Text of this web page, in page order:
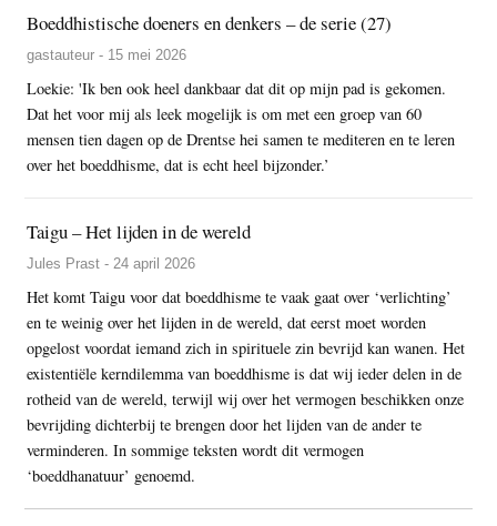
Boeddhistische doeners en denkers – de serie (27)
gastauteur - 15 mei 2026
Loekie: 'Ik ben ook heel dankbaar dat dit op mijn pad is gekomen.
Dat het voor mij als leek mogelijk is om met een groep van 60
mensen tien dagen op de Drentse hei samen te mediteren en te leren
over het boeddhisme, dat is echt heel bijzonder.’
Taigu – Het lijden in de wereld
Jules Prast - 24 april 2026
Het komt Taigu voor dat boeddhisme te vaak gaat over ‘verlichting’
en te weinig over het lijden in de wereld, dat eerst moet worden
opgelost voordat iemand zich in spirituele zin bevrijd kan wanen. Het
existentiële kerndilemma van boeddhisme is dat wij ieder delen in de
rotheid van de wereld, terwijl wij over het vermogen beschikken onze
bevrijding dichterbij te brengen door het lijden van de ander te
verminderen. In sommige teksten wordt dit vermogen
‘boeddhanatuur’ genoemd.